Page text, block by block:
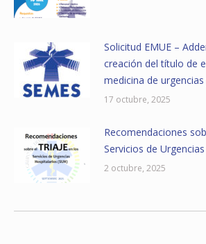
Solicitud EMUE –
creación del título de
medicina de
17 octubre, 2025
Recomendaciones
Servicios de
2 octubre, 2025